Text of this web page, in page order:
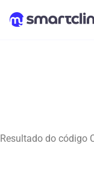
Resultado do código